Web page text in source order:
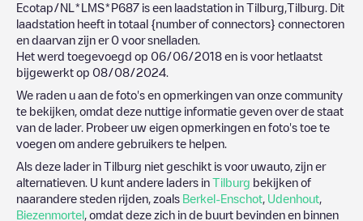
Ecotap/NL*LMS*P687 is een laadstation in Tilburg Tilburg . Dit
laadstation heeft in totaal {number of connectors} connectoren
en daarvan zijn er 0 voor snelladen.
Het werd toegevoegd op 06/06/2018 en is voor hetlaatst
bijgewerkt op 08/08/2024
We raden u aan de foto's en opmerkingen van onze community
te bekijken, omdat deze nuttige informatie geven over de staat
van de lader. Probeer uw eigen opmerkingen en foto's toe te
voegen om andere gebruikers te helpen.
Als deze lader in Tilburg niet geschikt is voor uwauto, zijn er
alternatieven. U kunt andere laders in Tilburg bekijken of
naarandere steden rijden, zoals Berkel-Enschot Udenhout
Biezenmortel , omdat deze zich in de buurt bevinden en binnen